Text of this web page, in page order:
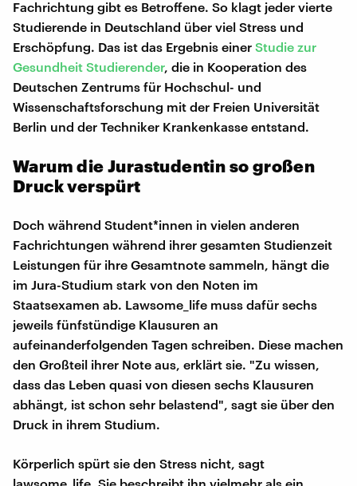
Fachrichtung gibt es Betroffene. So klagt jeder vierte
Studierende in Deutschland über viel Stress und
Erschöpfung. Das ist das Ergebnis einer Studie zur
Gesundheit Studierender, die in Kooperation des
Deutschen Zentrums für Hochschul- und
Wissenschaftsforschung mit der Freien Universität
Berlin und der Techniker Krankenkasse entstand.
Warum die Jurastudentin so großen
Druck verspürt
Doch während Student*innen in vielen anderen
Fachrichtungen während ihrer gesamten Studienzeit
Leistungen für ihre Gesamtnote sammeln, hängt die
im Jura-Studium stark von den Noten im
Staatsexamen ab. Lawsome_life muss dafür sechs
jeweils fünfstündige Klausuren an
aufeinanderfolgenden Tagen schreiben. Diese machen
den Großteil ihrer Note aus, erklärt sie. "Zu wissen,
dass das Leben quasi von diesen sechs Klausuren
abhängt, ist schon sehr belastend", sagt sie über den
Druck in ihrem Studium.
Körperlich spürt sie den Stress nicht, sagt